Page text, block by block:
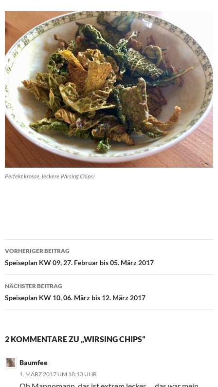
Perfekt krosse, leckere Wirsing Chips!
Beitragsnavigation
VORHERIGER BEITRAG
Speiseplan KW 09, 27. Februar bis 05. März 2017
NÄCHSTER BEITRAG
Speiseplan KW 10, 06. März bis 12. März 2017
2 KOMMENTARE ZU „WIRSING CHIPS“
Baumfee
1. MÄRZ 2017 UM 18:13 UHR